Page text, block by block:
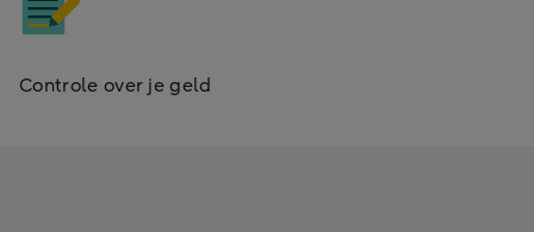
Controle over je geld